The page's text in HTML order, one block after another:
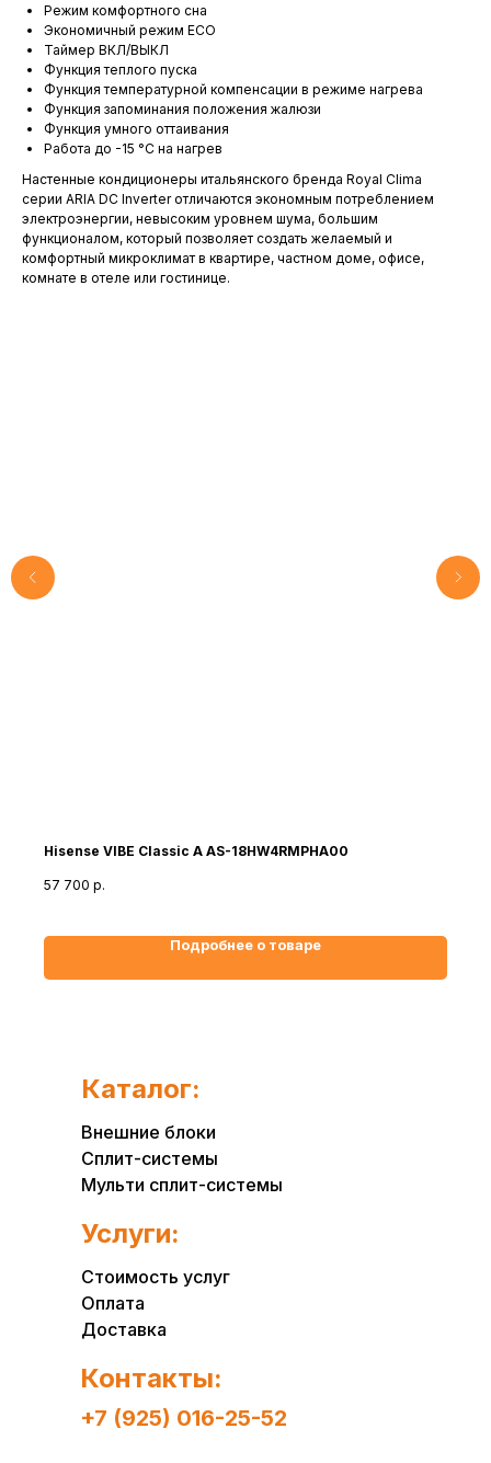
Режим комфортного сна
Экономичный режим ECO
Таймер ВКЛ/ВЫКЛ
Функция теплого пуска
Функция температурной компенсации в режиме нагрева
Функция запоминания положения жалюзи
Функция умного оттаивания
Работа до -15 °C на нагрев
Настенные кондиционеры итальянского бренда Royal Clima
серии ARIA DC Inverter отличаются экономным потреблением
электроэнергии, невысоким уровнем шума, большим
функционалом, который позволяет создать желаемый и
комфортный микроклимат в квартире, частном доме, офисе,
комнате в отеле или гостинице.
Hisense VIBE Classic A AS-18HW4RMPHA00
57 700 р.
Подробнее о товаре
Внешние блоки
Сплит-системы
Мульти сплит-системы
Каталог:
Стоимость услуг
Оплата
Доставка
Услуги:
+7 (925) 016-25-52
Контакты: